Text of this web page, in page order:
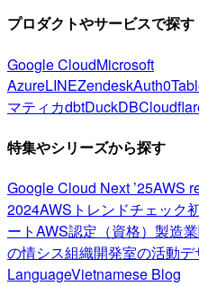
プロダクトやサービスで探す
Google CloudMicrosoft
AzureLINEZendeskAuth0
マティカdbtDuckDB
特集やシリーズから探す
Google Cloud Next ’25AWS
2024AWSトレンドチェック
ートAWS認定（資格） 製造
の情シス組織開発室の活動デ
LanguageVietnamese Blog